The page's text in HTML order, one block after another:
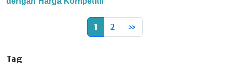
1 2 »
Tag